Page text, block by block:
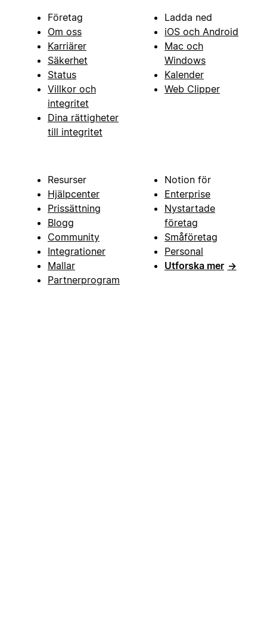
Företag
Om oss
Karriärer
Säkerhet
Status
Villkor och
integritet
Dina rättigheter
till integritet
Ladda ned
iOS och Android
Mac och
Windows
Kalender
Web Clipper
Resurser
Hjälpcenter
Prissättning
Blogg
Community
Integrationer
Mallar
Partnerprogram
Notion för
Enterprise
Nystartade
företag
Småföretag
Personal
Utforska mer →